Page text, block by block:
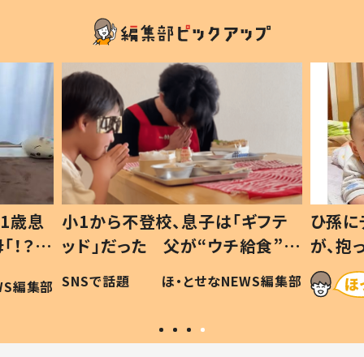
歳息
？」
編集部
小1から不登校、息子は「ギフテ
ッド」だった 父が“ウチ給食”を
作り続ける理由とは #令和の親
#令和の子
SNSで話題 ほ・とせなNEWS編集部
ひ孫
が、
「涙が
い」